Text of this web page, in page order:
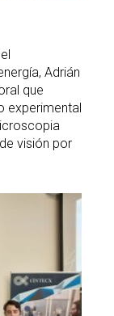
Adrián
que
experimental
visión por